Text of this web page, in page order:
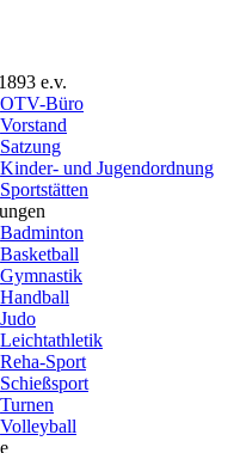
e.v.
OTV-Büro
Vorstand
Satzung
Kinder- und Jugendordnung
Sportstätten
Badminton
Basketball
Gymnastik
Handball
Judo
Leichtathletik
Reha-Sport
Schießsport
Turnen
Volleyball